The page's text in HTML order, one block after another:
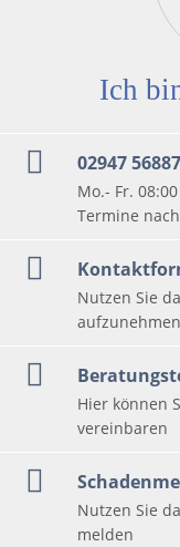
Ich
02947
Mo.- Fr.
Termine
Nutzen Sie
aufzunehmen
Hier können
vereinbaren
Nutzen Sie
melden